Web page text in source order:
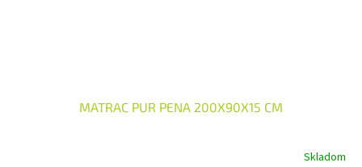
MATRAC PUR PENA 200X90X15 CM
Skladom